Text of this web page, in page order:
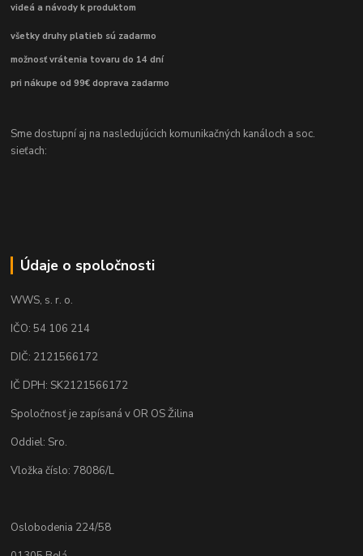
videá a návody k produktom
všetky druhy platieb sú zadarmo
možnosť vrátenia tovaru do 14 dní
pri nákupe od 99€ doprava zadarmo
Sme dostupní aj na nasledujúcich komunikačných kanáloch a soc.
sieťach:
Údaje o spoločnosti
WWS, s. r. o.
IČO: 54 106 214
DIČ: 2121566172
IČ DPH: SK2121566172
Spoločnosť je zapísaná v OR OS Žilina
Oddiel: Sro.
Vložka číslo: 78086/L
Oslobodenia 224/58